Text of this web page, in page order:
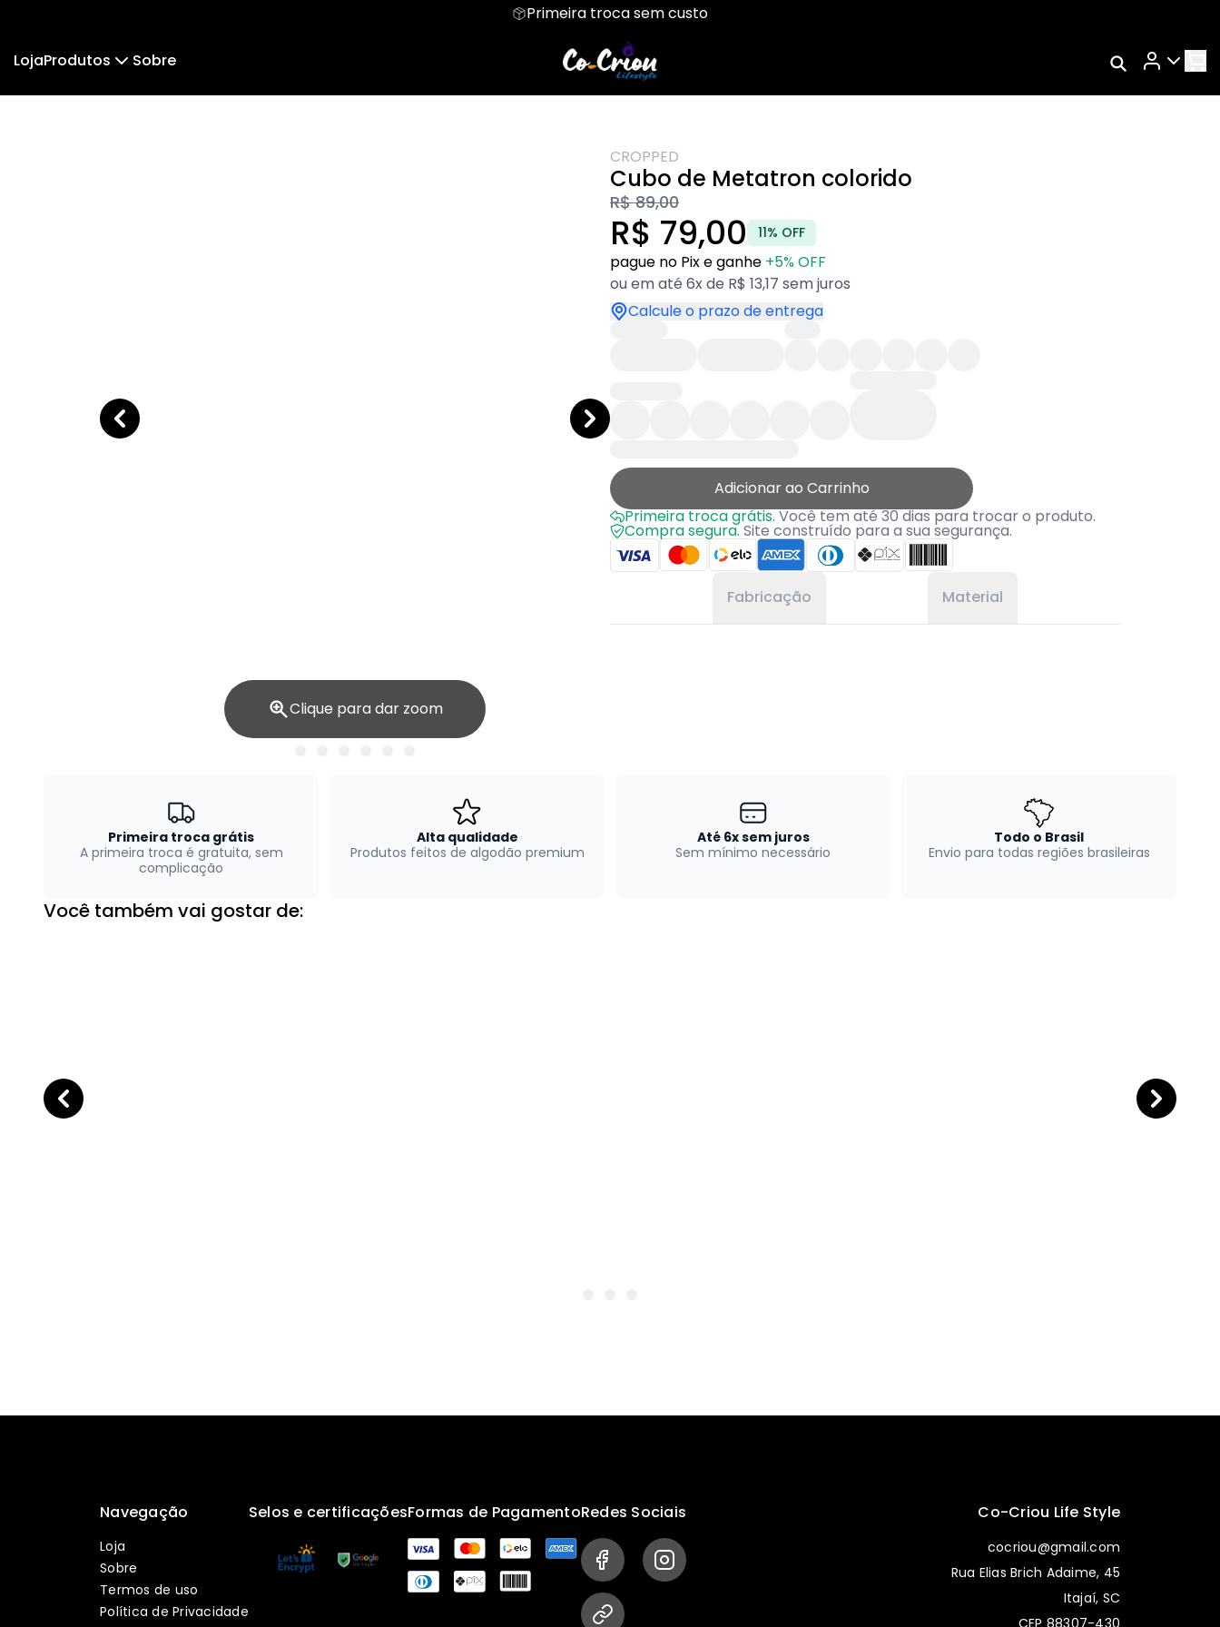
Primeira troca sem custo
LojaProdutos
Camiseta
Camiseta Infantil Cropped
Cropped Moletom
Sobre
Rastrear Meu
Clique para dar zoom
CROPPED
Cubo de Metatron colorido
R$ 89,00
R$ 79,00 11% OFF
pague no Pix e ganhe +5% OFF
ou em até 6x de R$ 13,17 sem juros
Calcule o prazo de entrega
Adicionar ao Carrinho
Primeira troca grátis.Você tem até 30 dias para trocar o produto.
Compra segura.Site construído para a sua segurança.
Fabricação Material
Primeira troca grátis
A primeira troca é gratuita, sem
complicação
Alta qualidade
Produtos feitos de algodão premium
Até 6x sem juros
Sem mínimo necessário
Todo o Brasil
Envio para todas regiões brasileiras
Você também vai gostar de:
Navegação
Loja
Sobre
Termos de uso
Política de Privacidade
Selos e certificaçõesFormas de PagamentoRedes Sociais Co-Criou Life Style
cocriou@gmail.com
Rua Elias Brich Adaime, 45
Itajaí, SC
CEP 88307-430